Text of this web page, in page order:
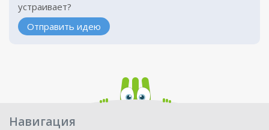
устраивает?
Отправить идею
Навигация